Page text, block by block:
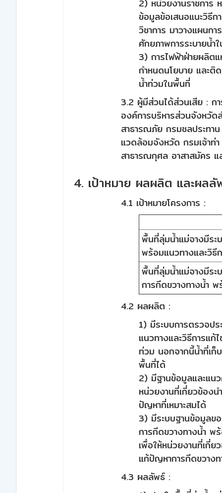
2) หน่วยงานราชการ
ข้อมูลข้อเสนอแนะวิธี
วิชาการ มาวางแผนก
ศักยภาพการระบายน้ำ
3) การไฟฟ้าฝ่ายผลิตแ
กำหนดนโยบาย และติ
น้ำท่วมในพื้นที่
3.2 ผู้มีส่วนได้ส่วนเสีย : ก
องค์การบริหารส่วนจังหวัด
สาธารณภัย กรมชลประทา
แวดล้อมจังหวัด กรมเจ้า
สาธารณกุศล อาสาสมัคร แ
4. เป้าหมาย ผลผลิต และผลลั
4.1 เป้าหมายโครงการ :
พื้นที่ลุ่มน้ำแม่จางมีระ
พร้อมแนวทางและวิธี
พื้นที่ลุ่มน้ำแม่จางมีร
การกีดขวางทางน้ำ
4.2 ผลผลิต :
1) มีระบบการตรวจป
แนวทางและวิธีการแ
ท่วม นอกจากนี้น้ำที่เก็
พื้นที่ได้
2) มีฐานข้อมูลและแน
หน่วยงานที่เกี่ยวข้องน
ปัญหาที่เหมาะสมได้
3) มีระบบฐานข้อมูลข
การกีดขวางทางน้ำ พ
เพื่อให้หน่วยงานที่เกี่ย
แก้ปัญหาการกีดขวางท
4.3 ผลลัพธ์ :